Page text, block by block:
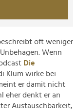
oft weniger
Wenn
Die
Klum wirke bei
er damit nicht
eher denkt er an
Austauschbarkeit,